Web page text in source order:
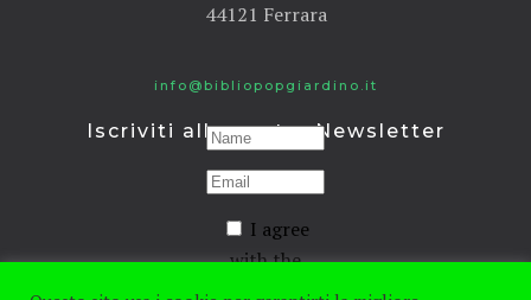
44121 Ferrara
info@bibliopopgiardino.it
Iscriviti alla nostra Newsletter
I agree
with the